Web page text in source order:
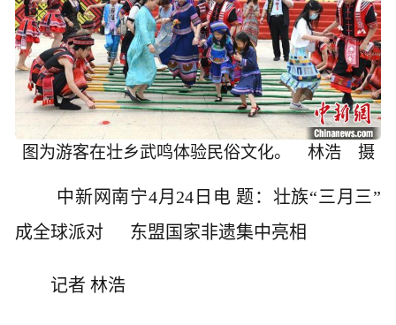
图为游客在壮乡武鸣体验民俗文化。 林浩 摄
中新网南宁4月24日电 题：壮族“三月三”
成全球派对 东盟国家非遗集中亮相
记者 林浩